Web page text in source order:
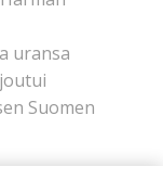
uransa
Suomen